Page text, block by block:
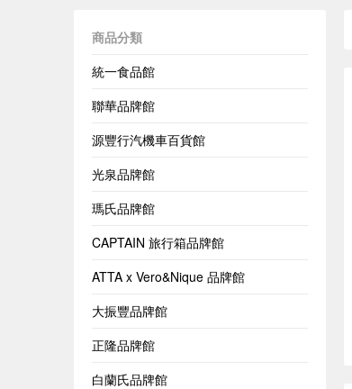
商品分類
統一食品館
聯華品牌館
源豐行汽機車百貨館
光泉品牌館
瑪氏品牌館
CAPTAIN 旅行箱品牌館
ATTA x Vero&Nique 品牌館
大振豐品牌館
正隆品牌館
白蘭氏品牌館